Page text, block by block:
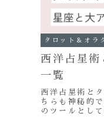
タロット＆オラ
西洋占星
一覧
西洋占星術と
ちらも神秘的
のツールとし